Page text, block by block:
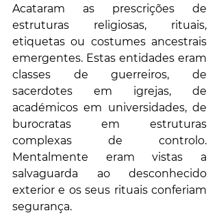
Acataram as prescrições de
estruturas religiosas, rituais,
etiquetas ou costumes ancestrais
emergentes. Estas entidades eram
classes de guerreiros, de
sacerdotes em igrejas, de
académicos em universidades, de
burocratas em estruturas
complexas de controlo.
Mentalmente eram vistas a
salvaguarda ao desconhecido
exterior e os seus rituais conferiam
segurança.